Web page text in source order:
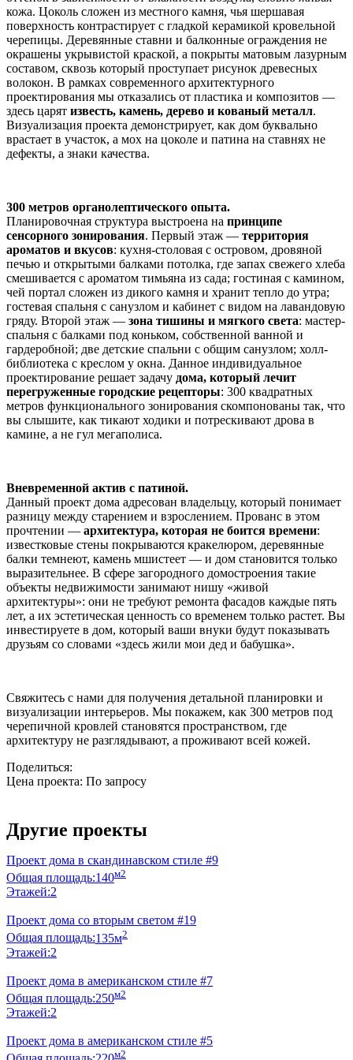
кожа. Цоколь сложен из местного камня, чья шершавая
поверхность контрастирует с гладкой керамикой кровельной
черепицы. Деревянные ставни и балконные ограждения не
окрашены укрывистой краской, а покрыты матовым лазурным
составом, сквозь который проступает рисунок древесных
волокон. В рамках современного архитектурного
проектирования мы отказались от пластика и композитов —
здесь царят известь, камень, дерево и кованый металл.
Визуализация проекта демонстрирует, как дом буквально
врастает в участок, а мох на цоколе и патина на ставнях не
дефекты, а знаки качества.
300 метров органолептического опыта.
Планировочная структура выстроена на принципе
сенсорного зонирования. Первый этаж — территория
ароматов и вкусов: кухня-столовая с островом, дровяной
печью и открытыми балками потолка, где запах свежего хлеба
смешивается с ароматом тимьяна из сада; гостиная с камином,
чей портал сложен из дикого камня и хранит тепло до утра;
гостевая спальня с санузлом и кабинет с видом на лавандовую
гряду. Второй этаж — зона тишины и мягкого света: мастер-
спальня с балками под коньком, собственной ванной и
гардеробной; две детские спальни с общим санузлом; холл-
библиотека с креслом у окна. Данное индивидуальное
проектирование решает задачу дома, который лечит
перегруженные городские рецепторы: 300 квадратных
метров функционального зонирования скомпонованы так, что
вы слышите, как тикают ходики и потрескивают дрова в
камине, а не гул мегаполиса.
Вневременной актив с патиной.
Данный проект дома адресован владельцу, который понимает
разницу между старением и взрослением. Прованс в этом
прочтении — архитектура, которая не боится времени:
известковые стены покрываются кракелюром, деревянные
балки темнеют, камень мшистеет — и дом становится только
выразительнее. В сфере загородного домостроения такие
объекты недвижимости занимают нишу «живой
архитектуры»: они не требуют ремонта фасадов каждые пять
лет, а их эстетическая ценность со временем только растет. Вы
инвестируете в дом, который ваши внуки будут показывать
друзьям со словами «здесь жили мои дед и бабушка».
Свяжитесь с нами для получения детальной планировки и
визуализации интерьеров. Мы покажем, как 300 метров под
черепичной кровлей становятся пространством, где
архитектуру не разглядывают, а проживают всей кожей.
Поделиться:
Цена проекта: По запросу
Другие проекты
Проект дома в скандинавском стиле #9
Общая площадь:140м2
Этажей:2
Проект дома со вторым светом #19
Общая площадь:135м2
Этажей:2
Проект дома в американском стиле #7
Общая площадь:250м2
Этажей:2
Проект дома в американском стиле #5
м2